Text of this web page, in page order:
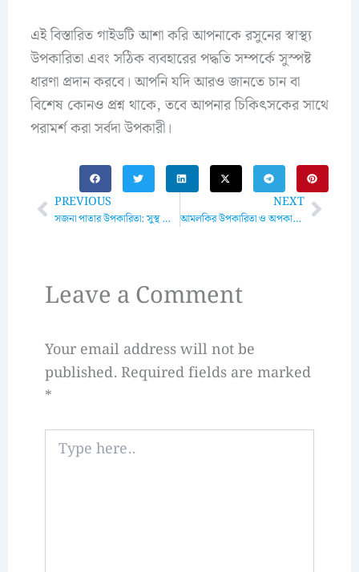
এই বিস্তারিত গাইডটি আশা করি আপনাকে রসুনের স্বাস্থ্য
উপকারিতা এবং সঠিক ব্যবহারের পদ্ধতি সম্পর্কে সুস্পষ্ট
ধারণা প্রদান করবে। আপনি যদি আরও জানতে চান বা
বিশেষ কোনও প্রশ্ন থাকে, তবে আপনার চিকিৎসকের সাথে
পরামর্শ করা সর্বদা উপকারী।
Prev
PREVIOUS
সজনা পাতার উপকারিতা: সুস্থ জীবনের সহজ উপায়!
NEXT
আমলকির উপকারিতা ও অপকারিতা: কেন এবং কীভাবে এটি আপনার জীবনে প্রভাব ফেলতে পারে Next
Leave a Comment
Your email address will not be
published. Required fields are marked
*
here..